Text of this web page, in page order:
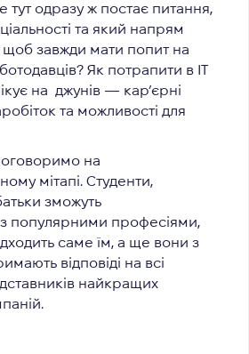
тут одразу ж постає питання,
та який напрям
завжди мати попит на
Як потрапити в IT
на джунів — кар’єрні
та можливості для
на
мітапі. Студенти,
зможуть
популярними професіями,
саме їм, а ще вони з
відповіді на всі
найкращих